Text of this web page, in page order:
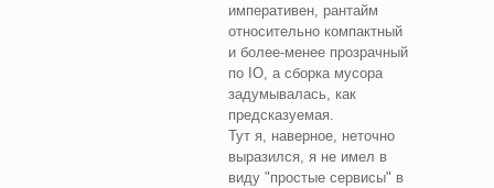
императивен, рантайм
относительно компактный
и более-менее прозрачный
по IO, а сборка мусора
задумывалась, как
предсказуемая.
Тут я, наверное, неточно
выразился, я не имел в
виду "простые сервисы" в